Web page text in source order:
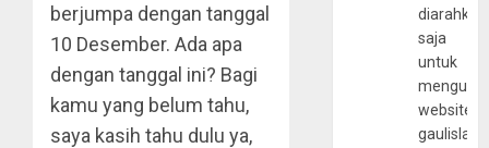
berjumpa dengan tanggal
10 Desember. Ada apa
dengan tanggal ini? Bagi
kamu yang belum tahu,
saya kasih tahu dulu ya,
diarahkan
saja
untuk
website